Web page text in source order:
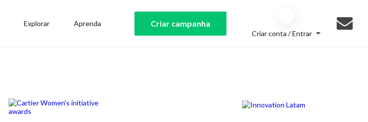
Explorar Aprenda Criar campanha
Criar conta / Entrar